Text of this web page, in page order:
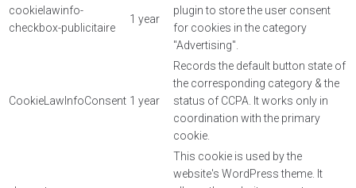
cookielawinfo-
checkbox-publicitaire
1 year
plugin to store the user consent
for cookies in the category
"Advertising".
CookieLawInfoConsent 1 year
Records the default button state of
the corresponding category & the
status of CCPA. It works only in
coordination with the primary
cookie.
This cookie is used by the
website's WordPress theme. It